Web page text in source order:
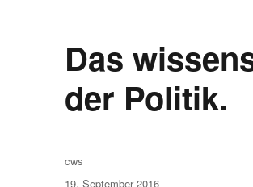
Das
der Politik.
Autor
cws
Veröffentlicht
19. September 2016